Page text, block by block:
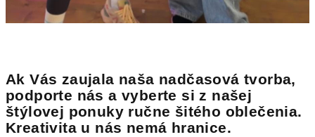
Ak Vás zaujala naša nadčasová tvorba,
podporte nás a vyberte si z našej
štýlovej ponuky ručne šitého oblečenia.
Kreativita u nás nemá hranice.